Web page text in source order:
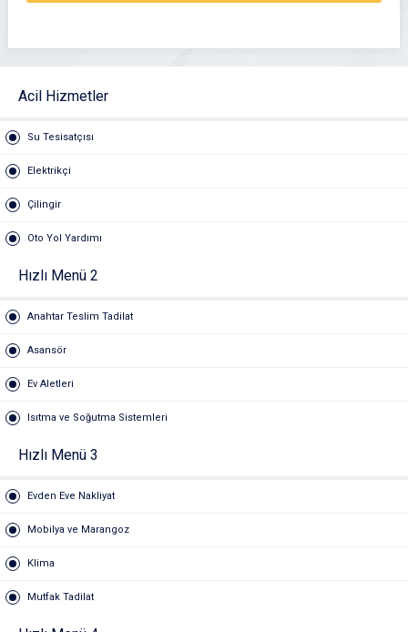
Acil Hizmetler
Su Tesisatçısı
Elektrikçi
Çilingir
Oto Yol Yardımı
Hızlı Menü 2
Anahtar Teslim Tadilat
Asansör
Ev Aletleri
Isıtma ve Soğutma Sistemleri
Hızlı Menü 3
Evden Eve Nakliyat
Mobilya ve Marangoz
Klima
Mutfak Tadilat